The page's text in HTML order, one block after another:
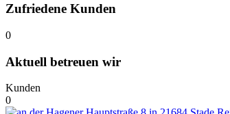
Zufriedene Kunden
0
Aktuell betreuen wir
Kunden
0